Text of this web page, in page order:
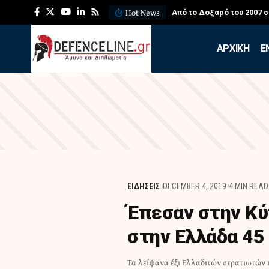
Hot News Από το Δοξαρό του 2007
APXIKH
ΕΙΔΗΣΕΙΣ DECEMBER 4, 2019 4 MIN READ
Έπεσαν στην
στην Ελλάδα
Τα λείψανα έξι Ελλαδιτών
πραγματοποιηθεί στις 10 το πρωί της